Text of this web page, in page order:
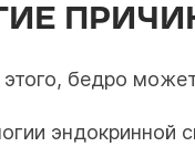
бедро
эндокринной